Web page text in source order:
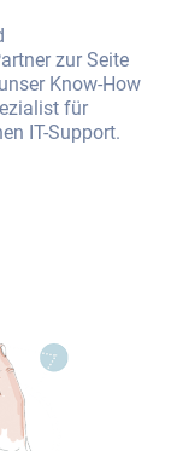
zur Seite
Know-How
für
IT-Support.